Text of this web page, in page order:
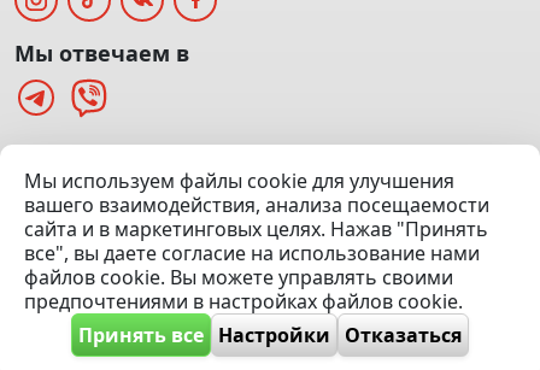
(Офис: 5 этаж | Осмотр авто: 5 этаж)
Посмотреть на карте
© 2020 — 2026 VION.BY — Продажа, выкуп и обмен | УНП
192961100 |Эвакуатор Минск
Мы используем файлы cookie для улучшения
вашего взаимодействия, анализа посещаемости
сайта и в маркетинговых целях. Нажав "Принять
все", вы даете согласие на использование нами
файлов cookie. Вы можете управлять своими
предпочтениями в настройках файлов cookie.
Принять все Настройки Отказаться
Мы отвечаем в